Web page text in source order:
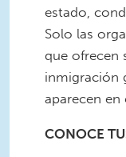
estado,
Solo las
que ofrecen
inmigración
aparecen
CONOCE